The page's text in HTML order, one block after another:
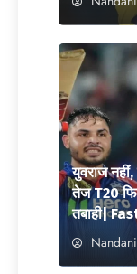
युवराज
तेज T20
तबाही|
Nandani